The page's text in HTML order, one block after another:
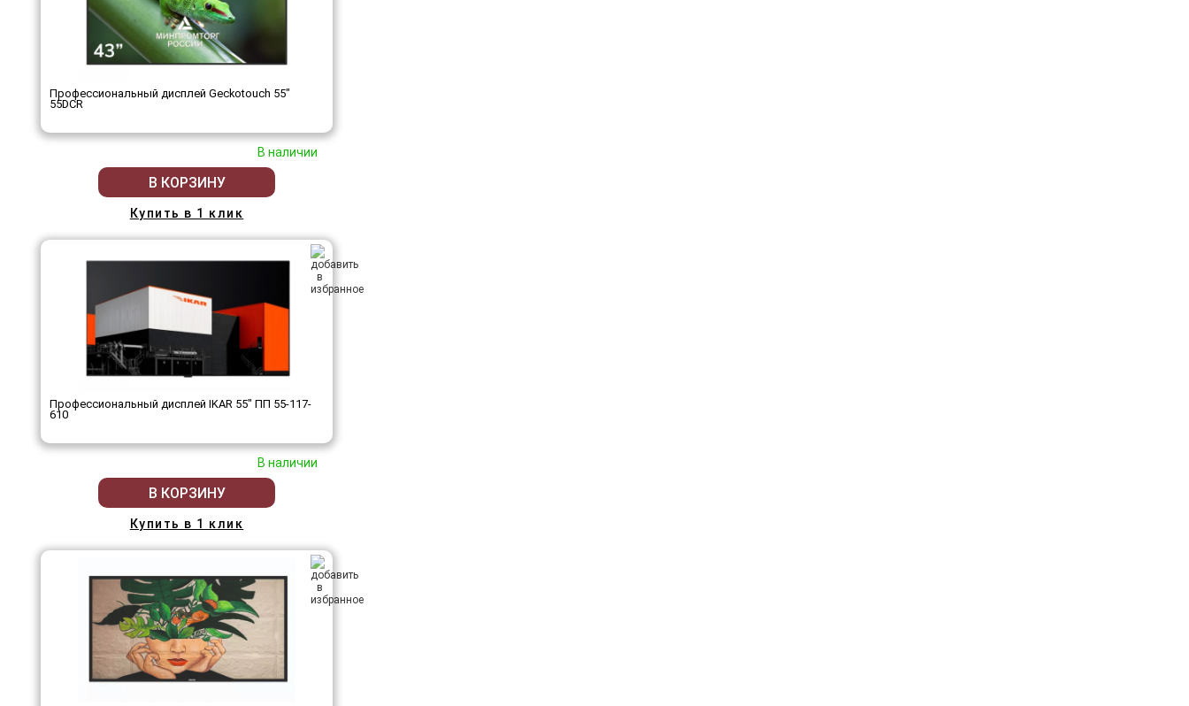
Профессиональный дисплей Geckotouch 55"
55DCR
В наличии
В КОРЗИНУ
Купить в 1 клик
Профессиональный дисплей IKAR 55" ПП 55-117-
610
В наличии
В КОРЗИНУ
Купить в 1 клик